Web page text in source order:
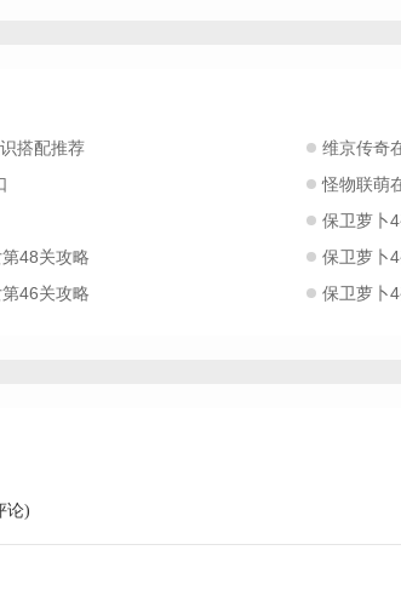
搭配推荐
维京传奇
怪物联萌
保卫萝卜
48关攻略
保卫萝卜
46关攻略
保卫萝卜
论)